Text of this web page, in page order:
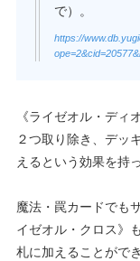
で）。
https://
《ライゼオル・ディ
２つ取り除き、デッ
えるという効果を持
魔法・罠カードでも
イゼオル・クロス》
札に加えることができ